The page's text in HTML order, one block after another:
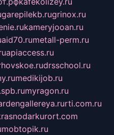
grinox.ru
kameryjooan.ru
aid70.rumetall-perm.ru
apiaccess.ru
drsschool.ru
medikijob.ru
myragon.ru
rti.com.ru
mobtopik.ru